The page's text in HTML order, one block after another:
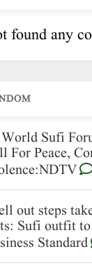
found any
Sufi
For Peace,
out steps
Sufi outfit
Standard